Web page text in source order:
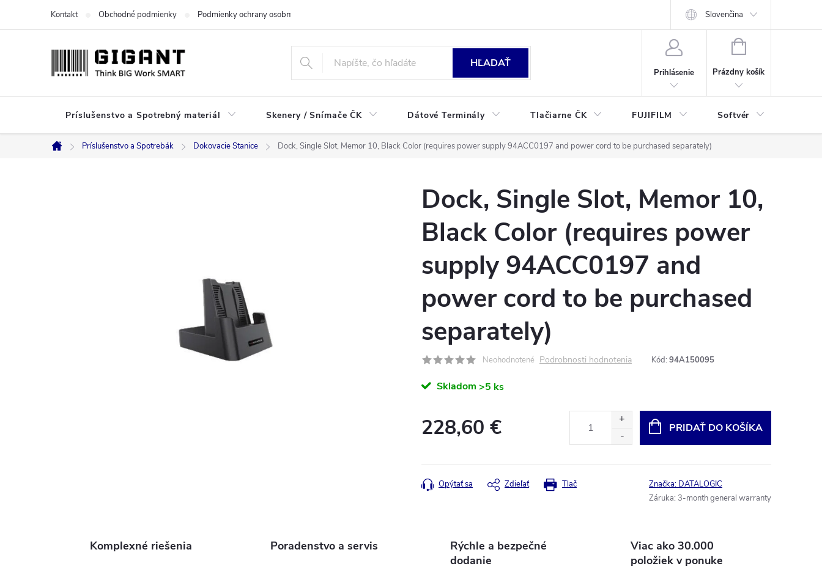
Kontakt Obchodné podmienky Podmienky ochrany osobných údajov Slovenčina
HĽADAŤ
Prihlásenie
NÁKUPNÝ
Prázdny košík
Príslušenstvo a Spotrebný materiál Skenery / Snímače ČK Dátové Terminály Tlačiarne ČK FUJIFILM Softvér
Domov
Príslušenstvo a Spotrebák Dokovacie Stanice Dock, Single Slot, Memor 10, Black Color (requires power supply 94ACC0197 and power cord to be purchased separately)
Dock, Single Slot, Memor 10,
Black Color (requires power
supply 94ACC0197 and
power cord to be purchased
separately)
Neohodnotené Podrobnosti hodnotenia Kód: 94A150095
Skladom >5 ks
228,60 € PRIDAŤ DO KOŠÍKA
Tlač
Opýtať sa Zdieľať Značka: DATALOGIC
Záruka: 3-month general warranty
Komplexné riešenia Poradenstvo a servis
Rýchle a bezpečné
dodanie
Viac ako 30.000
položiek v ponuke